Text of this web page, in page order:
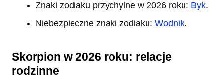
Znaki zodiaku przychylne w 2026 roku: Byk.
Niebezpieczne znaki zodiaku: Wodnik.
Skorpion w 2026 roku: relacje
rodzinne